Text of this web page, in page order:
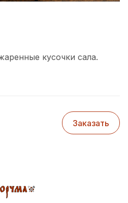
кусочки сала.
Заказать